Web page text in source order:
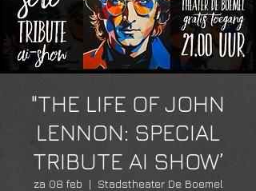
"THE LIFE OF JOHN
LENNON: SPECIAL
TRIBUTE AI SHOW’
za 08 feb
  |
Stadstheater De Boemel